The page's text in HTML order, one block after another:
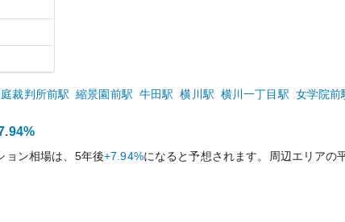
裁判所前駅 縮景園前駅 牛田駅 横川 駅 横川一丁目 駅 女学院前
ョン相場は、5年後+7.94%になると予想されます。周辺エリアの